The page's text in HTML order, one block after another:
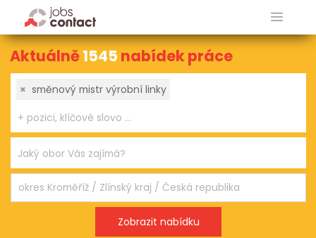
Aktuálně1545 nabídek práce
× směnový mistr výrobní linky